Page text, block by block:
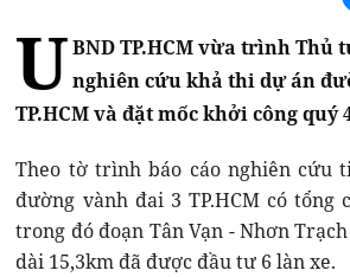
U BND TP.HCM vừa trình Thủ
nghiên cứu khả thi dự án
TP.HCM và đặt mốc khởi công quý
Theo tờ trình báo cáo nghiên cứu
đường vành đai 3 TP.HCM có tổng
trong đó đoạn Tân Vạn - Nhơn
dài 15,3km đã được đầu tư 6 làn xe.